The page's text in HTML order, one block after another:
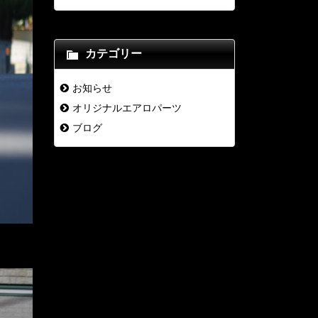
カテゴリー
お知らせ
オリジナルエアロパーツ
ブログ